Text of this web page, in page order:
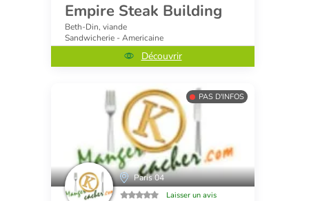
Empire Steak Building
Beth-Din, viande
Sandwicherie - Americaine
Découvrir
PAS D'INFOS
Paris 04
Laisser un avis